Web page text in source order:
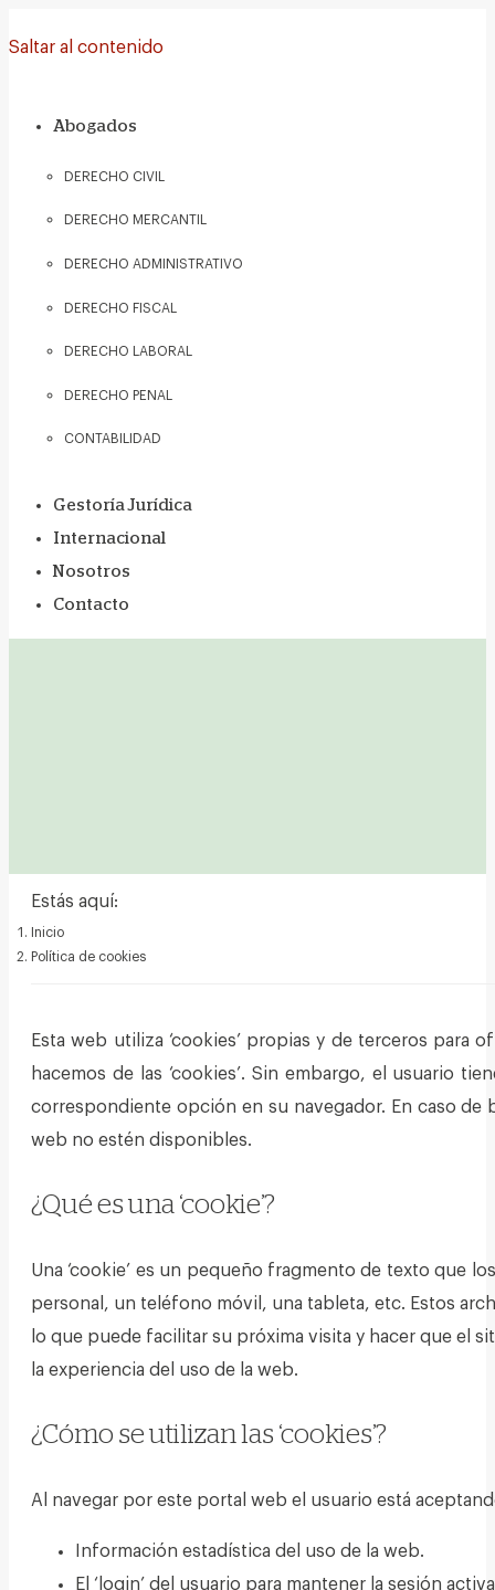
Saltar al contenido
Abogados
DERECHO CIVIL
DERECHO MERCANTIL
DERECHO ADMINISTRATIVO
DERECHO FISCAL
DERECHO LABORAL
DERECHO PENAL
CONTABILIDAD
Gestoría Jurídica
Internacional
Nosotros
Contacto
Estás aquí:
Inicio
Política de cookies
Esta web utiliza ‘cookies’ propias y de terceros
hacemos de las ‘cookies’. Sin embargo, el usuario
correspondiente opción en su navegador. En caso de
web no estén disponibles.
¿Qué es una ‘cookie’?
Una ‘cookie’ es un pequeño fragmento de texto que
personal, un teléfono móvil, una tableta, etc. Estos
lo que puede facilitar su próxima visita y hacer que el
la experiencia del uso de la web.
¿Cómo se utilizan las ‘cookies’?
Al navegar por este portal web el usuario está
Información estadística del uso de la web.
El ‘login’ del usuario para mantener la sesión